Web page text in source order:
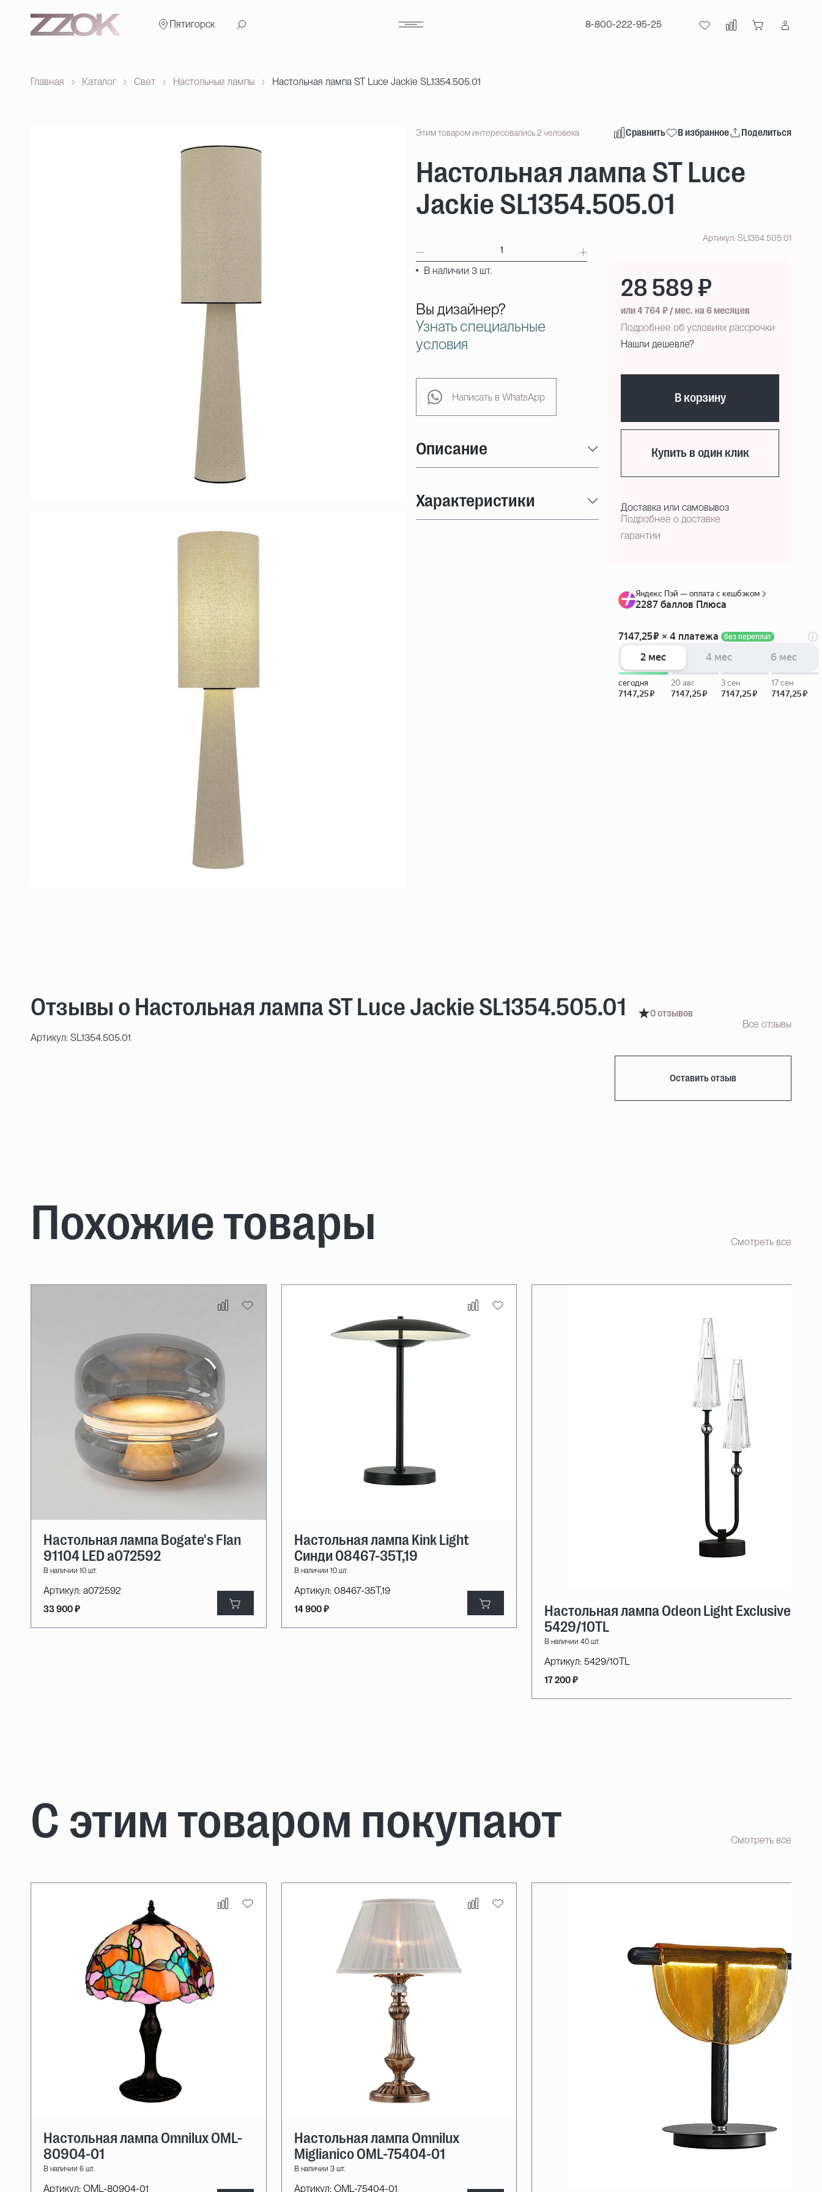
Пятигорск 8-800-222-95-25
Главная Каталог Свет Настольные лампы Настольная лампа ST Luce Jackie SL1354.505.01
Этим товаром интересовались 2 человека Сравнить В избранное Поделиться
Настольная лампа ST Luce
Jackie SL1354.505.01
В наличии 3 шт.
Вы дизайнер?
Узнать специальные
условия
Написать в WhatsApp
Описание
Характеристики
Артикул: SL1354.505.01
28 589 ₽
или 4 764 ₽ / мес. на 6 месяцев
Подробнее об условиях рассрочки
Нашли дешевле?
В корзину
Купить в один клик
Доставка или самовывоз
Подробнее о доставке
гарантии
Отзывы о Настольная лампа ST Luce Jackie SL1354.505.01 0 отзывов
Все отзывы
Артикул: SL1354.505.01
Оставить отзыв
Похожие товары Смотреть все
Настольная лампа Bogate's Flan
91104 LED a072592
В наличии 10 шт.
Артикул: a072592
33 900 ₽
Настольная лампа Kink Light
Синди 08467-35T,19
В наличии 10 шт.
Артикул:08467-35T,19
14 900 ₽
Настольная лампа Odeon Light Exclusive
5429/10TL
В наличии 40 шт.
Артикул: 5429/10TL
17 200 ₽
С этим товаром покупают Смотреть все
Настольная лампа Omnilux OML-
80904-01
В наличии 6 шт.
Артикул: OML-80904-01
Настольная лампа Omnilux
Miglianico OML-75404-01
В наличии 3 шт.
Артикул:OML-75404-01